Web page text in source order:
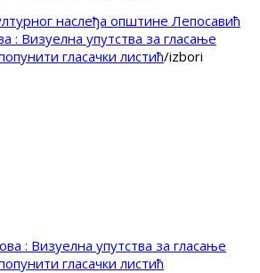
: Визуелна упутства за гласање
гласачки листић/izbori
: Визуелна упутства за гласање
гласачки листић